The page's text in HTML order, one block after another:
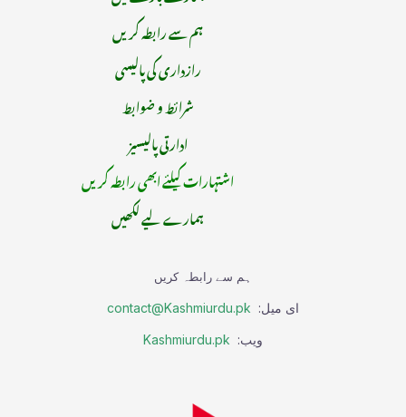
ہم سے رابطہ کریں
رازداری کی پالیسی
شرائط و ضوابط
ادارتی پالیسیز
اشتہارات کیلئے ابھی رابطہ کریں
ہمارے لیے لکھیں
ہم سے رابطہ کریں
ای میل: contact@Kashmiurdu.pk
ویب: Kashmiurdu.pk